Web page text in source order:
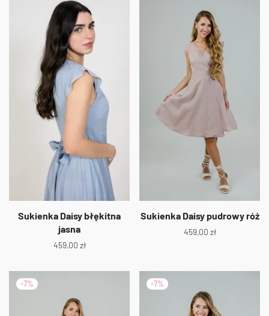
Sukienka Daisy błękitna
jasna
459,00 zł
Sukienka Daisy pudrowy róż
459,00 zł
-7% -7%